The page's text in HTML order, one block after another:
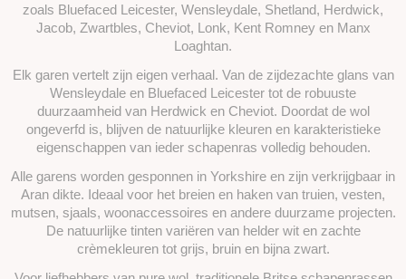
Rain or Shine
Baby Merino Soft
Naturel Aran garen van Britse wolrassen
Alpaca
Mohair
Kameel
Yak
zoals Bluefaced Leicester, Wensleydale, Shetland, Herdwick,
Jacob, Zwartbles, Cheviot, Lonk, Kent Romney en Manx
Loaghtan.
Elk garen vertelt zijn eigen verhaal. Van de zijdezachte glans van
Wensleydale en Bluefaced Leicester tot de robuuste
duurzaamheid van Herdwick en Cheviot. Doordat de wol
ongeverfd is, blijven de natuurlijke kleuren en karakteristieke
eigenschappen van ieder schapenras volledig behouden.
Alle garens worden gesponnen in Yorkshire en zijn verkrijgbaar in
Aran dikte. Ideaal voor het breien en haken van truien, vesten,
mutsen, sjaals, woonaccessoires en andere duurzame projecten.
De natuurlijke tinten variëren van helder wit en zachte
crèmekleuren tot grijs, bruin en bijna zwart.